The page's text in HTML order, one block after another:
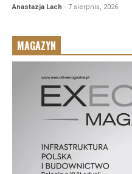
Anastazja Lach - 7 sierpnia, 2026
MAGAZYN